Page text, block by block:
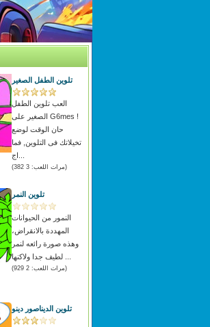
تلوين الطفل الصغير
العب تلوين الطفل
الصغير على G6mes !
حان الوقت لوضع
تخيلاتك فى التلوين, فما
(مرات اللعب: 3 382)
تلوين النمر
النمور من الحيوانات
المهددة بالانقراض،
وهذه صورة رائعه لنمر
(مرات اللعب: 2 929)
تلوين الديناصور دينو